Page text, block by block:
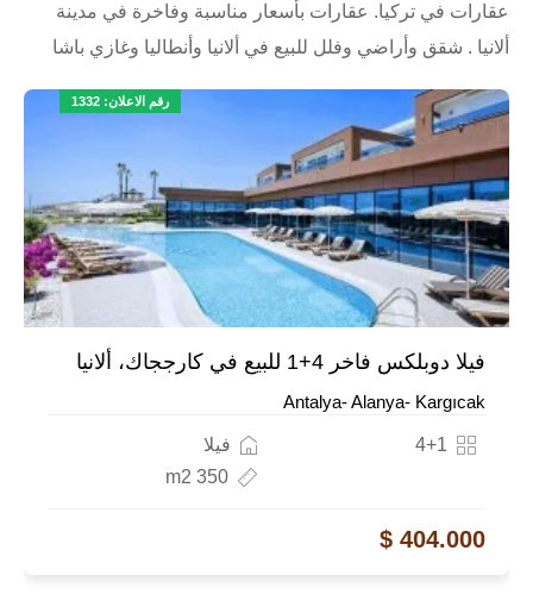
عقارات في تركيا. عقارات بأسعار مناسبة وفاخرة في مدينة
ألانيا . شقق وأراضي وفلل للبيع في ألانيا وأنطاليا وغازي باشا
رقم الاعلان: 1332
فيلا دوبلكس فاخر 4+1 للبيع في كارججاك، ألانيا
Antalya- Alanya- Kargıcak
فيلا
4+1
350 m2
404.000 $